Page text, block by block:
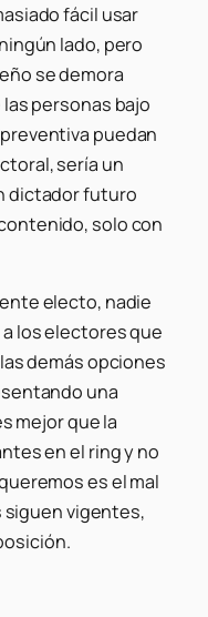
fácil usar
lado, pero
se demora
personas bajo
puedan
sería un
dictador futuro
solo con
electo, nadie
los electores que
demás opciones
una
mejor que la
en el ring y no
es el mal
siguen vigentes,